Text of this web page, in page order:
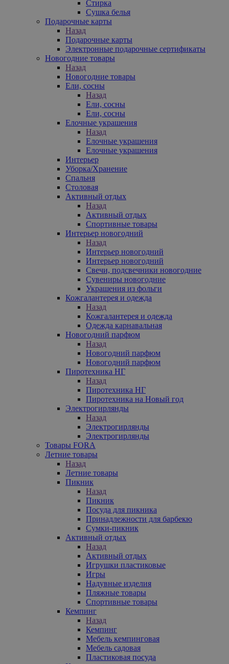
Стирка
Сушка белья
Подарочные карты
Назад
Подарочные карты
Электронные подарочные сертификаты
Новогодние товары
Назад
Новогодние товары
Ели, сосны
Назад
Ели, сосны
Ели, сосны
Елочные украшения
Назад
Елочные украшения
Елочные украшения
Интерьер
Уборка/Хранение
Спальня
Столовая
Активный отдых
Назад
Активный отдых
Спортивные товары
Интерьер новогодний
Назад
Интерьер новогодний
Интерьер новогодний
Свечи, подсвечники новогодние
Сувениры новогодние
Украшения из фольги
Кожгалантерея и одежда
Назад
Кожгалантерея и одежда
Одежда карнавальная
Новогодний парфюм
Назад
Новогодний парфюм
Новогодний парфюм
Пиротехника НГ
Назад
Пиротехника НГ
Пиротехника на Новый год
Электрогирлянды
Назад
Электрогирлянды
Электрогирлянды
Товары FORA
Летние товары
Назад
Летние товары
Пикник
Назад
Пикник
Посуда для пикника
Принадлежности для барбекю
Сумки-пикник
Активный отдых
Назад
Активный отдых
Игрушки пластиковые
Игры
Надувные изделия
Пляжные товары
Спортивные товары
Кемпинг
Назад
Кемпинг
Мебель кемпинговая
Мебель садовая
Пластиковая посуда